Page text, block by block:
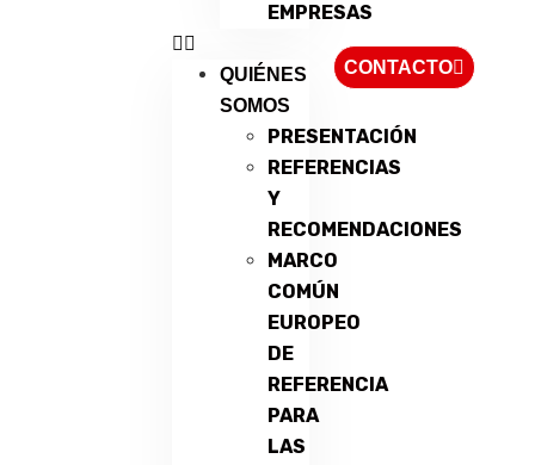
EMPRESAS
QUIÉNES
SOMOS
PRESENTACIÓN
REFERENCIAS
Y
RECOMENDACIONES
MARCO
COMÚN
EUROPEO
DE
REFERENCIA
PARA
LAS
CONTACTO